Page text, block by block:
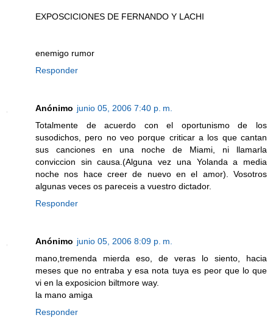
EXPOSCICIONES DE FERNANDO Y LACHI
enemigo rumor
Responder
Anónimo junio 05, 2006 7:40 p. m.
Totalmente de acuerdo con el oportunismo de los
susodichos, pero no veo porque criticar a los que cantan
sus canciones en una noche de Miami, ni llamarla
conviccion sin causa.(Alguna vez una Yolanda a media
noche nos hace creer de nuevo en el amor). Vosotros
algunas veces os pareceis a vuestro dictador.
Responder
Anónimo junio 05, 2006 8:09 p. m.
mano,tremenda mierda eso, de veras lo siento, hacia
meses que no entraba y esa nota tuya es peor que lo que
vi en la exposicion biltmore way.
la mano amiga
Responder